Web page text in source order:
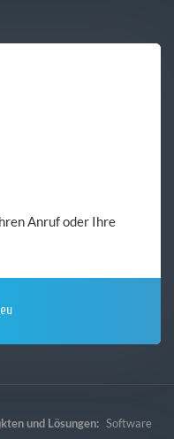
Anruf oder Ihre
und Lösungen: Software